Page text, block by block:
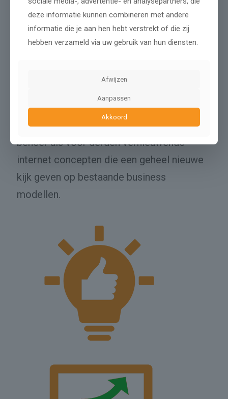
Webwinkel Company is naast
webshopbedrijf eenfull-service
Wij ontwikkelen en lanceren zowel in eigen
beheer als voor derden vernieuwende
internet concepten die een geheel nieuwe
kijk geven op bestaande business
modellen.
deze informatie kunnen combineren met andere
informatie die je aan hen hebt verstrekt of die zij
hebben verzameld via uw gebruik van hun diensten.
Afwijzen
Aanpassen
Akkoord